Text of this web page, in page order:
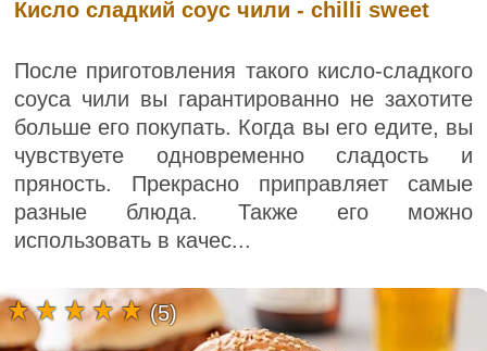
Кисло сладкий соус чили - chilli sweet
После приготовления такого кисло-сладкого
соуса чили вы гарантированно не захотите
больше его покупать. Когда вы его едите, вы
чувствуете одновременно сладость и
пряность. Прекрасно приправляет самые
разные блюда. Также его можно
использовать в качес...
(5)